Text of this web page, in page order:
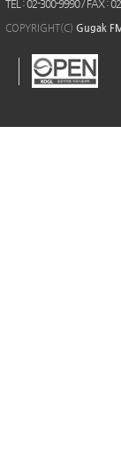
TEL : 02-300-9990 / FAX :
COPYRIGHT(C) Gugak